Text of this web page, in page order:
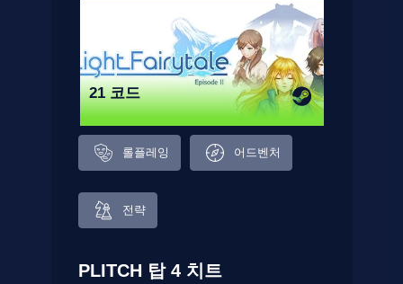
21 코드
롤플레잉 어드벤처
전략
PLITCH 탑 4 치트